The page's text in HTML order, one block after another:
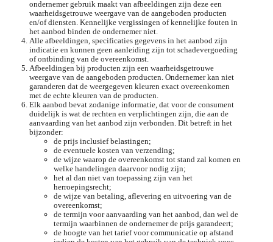
ondernemer gebruik maakt van afbeeldingen zijn deze een
waarheidsgetrouwe weergave van de aangeboden producten
en/of diensten. Kennelijke vergissingen of kennelijke fouten in
het aanbod binden de ondernemer niet.
Alle afbeeldingen, specificaties gegevens in het aanbod zijn
indicatie en kunnen geen aanleiding zijn tot schadevergoeding
of ontbinding van de overeenkomst.
Afbeeldingen bij producten zijn een waarheidsgetrouwe
weergave van de aangeboden producten. Ondernemer kan niet
garanderen dat de weergegeven kleuren exact overeenkomen
met de echte kleuren van de producten.
Elk aanbod bevat zodanige informatie, dat voor de consument
duidelijk is wat de rechten en verplichtingen zijn, die aan de
aanvaarding van het aanbod zijn verbonden. Dit betreft in het
bijzonder:
de prijs inclusief belastingen;
de eventuele kosten van verzending;
de wijze waarop de overeenkomst tot stand zal komen en
welke handelingen daarvoor nodig zijn;
het al dan niet van toepassing zijn van het
herroepingsrecht;
de wijze van betaling, aflevering en uitvoering van de
overeenkomst;
de termijn voor aanvaarding van het aanbod, dan wel de
termijn waarbinnen de ondernemer de prijs garandeert;
de hoogte van het tarief voor communicatie op afstand